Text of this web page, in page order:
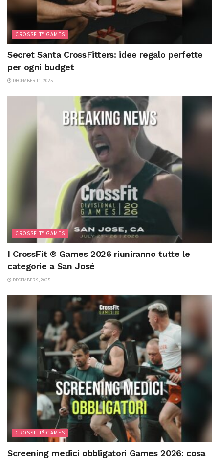
CROSSFIT® GAMES
Secret Santa CrossFitters: idee regalo perfette
per ogni budget
DECEMBER 11, 2025
CROSSFIT® GAMES
I CrossFit ® Games 2026 riuniranno tutte le
categorie a San José
DECEMBER 9, 2025
CROSSFIT® GAMES
Screening medici obbligatori Games 2026: cosa